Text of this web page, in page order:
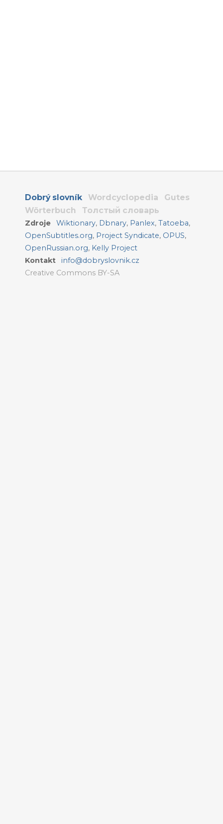
Dobrý slovník Wordcyclopedia
Gutes
Wörterbuch
Толстый словарь
Zdroje Wiktionary, Dbnary, Panlex,Tatoeba,
OpenSubtitles.org, Project Syndicate, OPUS,
OpenRussian.org, Kelly Project
Kontakt
info@dobryslovnik.cz
Creative Commons BY-SA